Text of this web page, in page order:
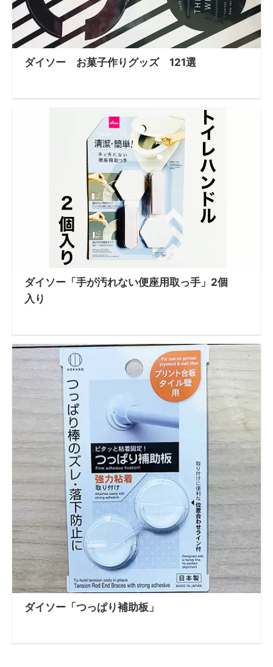
ダイソー お菓子作りグッズ 121選
ダイソー「手が汚れない便座用取っ手」2個
入り
ダイソー「つっぱり補助板」